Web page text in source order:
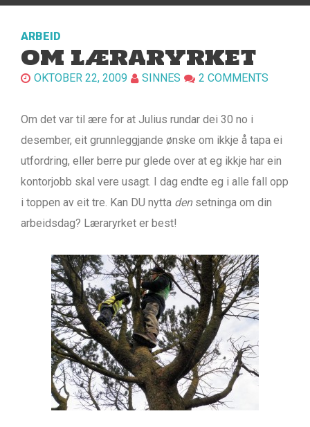
ARBEID
OM LÆRARYRKET
OKTOBER 22, 2009 SINNES 2 COMMENTS
Om det var til ære for at Julius rundar dei 30 no i
desember, eit grunnleggjande ønske om ikkje å tapa ei
utfordring, eller berre pur glede over at eg ikkje har ein
kontorjobb skal vere usagt. I dag endte eg i alle fall opp
i toppen av eit tre. Kan DU nytta den setninga om din
arbeidsdag? Læraryrket er best!